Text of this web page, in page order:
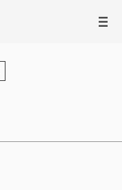
III